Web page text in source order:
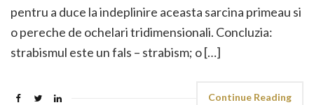
pentru a duce la indeplinire aceasta sarcina primeau si
o pereche de ochelari tridimensionali. Concluzia:
strabismul este un fals – strabism; o […]
Continue Reading